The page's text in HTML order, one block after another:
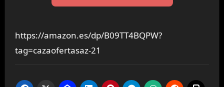
https://amazon.es/dp/B09TT4BQPW?
tag=cazaofertasaz-21